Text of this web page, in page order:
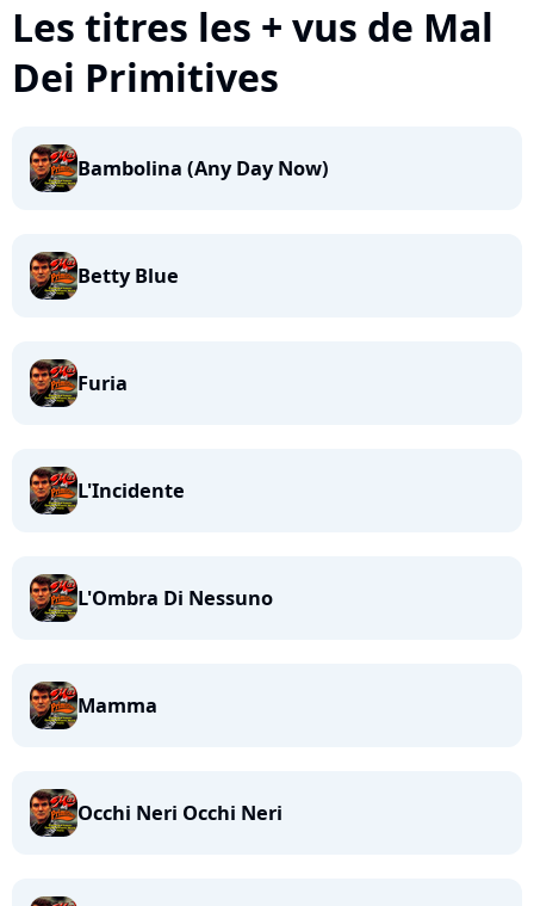
Les titres les + vus de Mal
Dei Primitives
Bambolina (Any Day Now)
Betty Blue
Furia
L'Incidente
L'Ombra Di Nessuno
Mamma
Occhi Neri Occhi Neri